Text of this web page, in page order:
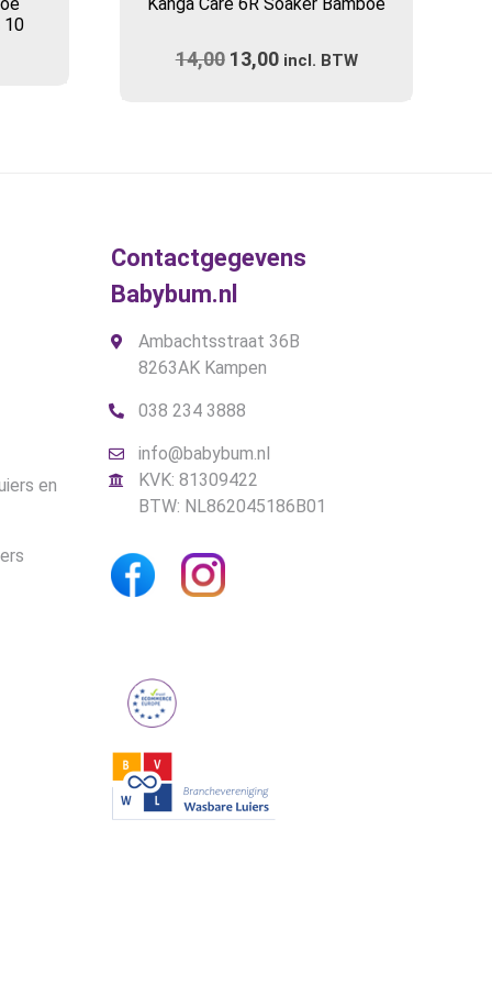
10
heeft
variaties.
productpagina
14,00 Oorspronkelijke
13,00Huidige
incl. BTW
en
Contactgegevens
Babybum.nl
Ambachtsstraat 36B
8263AK Kampen
038 234 3888
info@babybum.nl
KVK: 81309422
BTW: NL862045186B01